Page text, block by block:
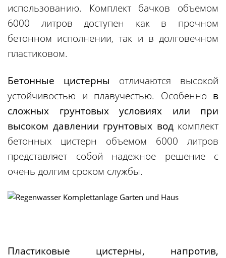
использованию. Комплект бачков объемом
6000 литров доступен как в прочном
бетонном исполнении, так и в долговечном
пластиковом.
Бетонные цистерны отличаются высокой
устойчивостью и плавучестью. Особенно в
сложных грунтовых условиях или при
высоком давлении грунтовых водкомплект
бетонных цистерн объемом 6000 литров
представляет собой надежное решение с
очень долгим сроком службы.
Пластиковые цистерны, напротив,